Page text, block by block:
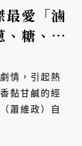
最愛「滷
、糖、醬
情，引起熱
黏甘鹹的經
蕭維政）自